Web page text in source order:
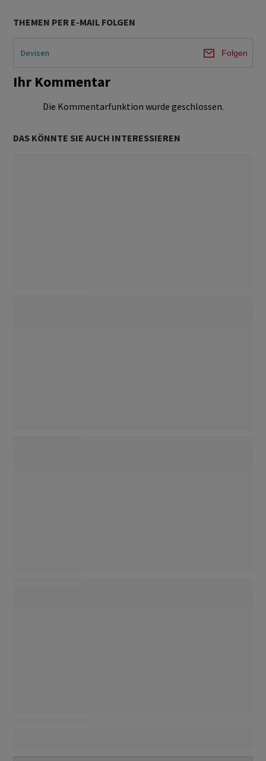
THEMEN PER E-MAIL FOLGEN
Devisen Folgen
Ihr Kommentar
Die Kommentarfunktion wurde geschlossen.
DAS KÖNNTE SIE AUCH INTERESSIEREN